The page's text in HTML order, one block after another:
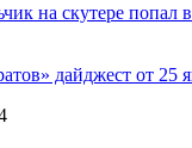
на скутере попал
дайджест от 25